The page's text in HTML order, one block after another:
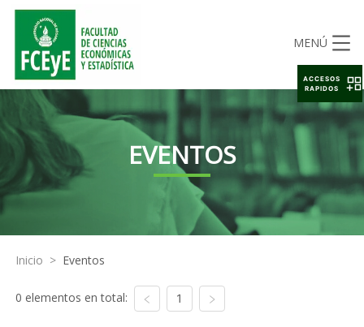
MENÚ
EVENTOS
Inicio > Eventos
0 elementos en total: 1
ACCESOS
RAPIDOS